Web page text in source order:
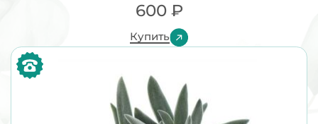
600 ₽
Купить